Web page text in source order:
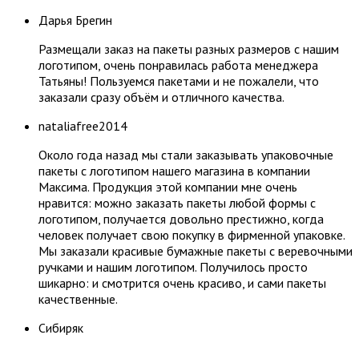
​Дарья Брегин
Размещали заказ на пакеты разных размеров с нашим
логотипом, очень понравилась работа менеджера
Татьяны! Пользуемся пакетами и не пожалели, что
заказали сразу объём и отличного качества.
nataliafree2014
Около года назад мы стали заказывать упаковочные
пакеты с логотипом нашего магазина в компании
Максима. Продукция этой компании мне очень
нравится: можно заказать пакеты любой формы с
логотипом, получается довольно престижно, когда
человек получает свою покупку в фирменной упаковке.
Мы заказали красивые бумажные пакеты с веревочными
ручками и нашим логотипом. Получилось просто
шикарно: и смотрится очень красиво, и сами пакеты
качественные.
Сибиряк